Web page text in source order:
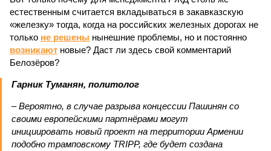
естественным считается вкладываться в закавказскую
«железку» тогда, когда на российских железных дорогах не
только не решены нынешние проблемы, но и постоянно
возникают новые? Даст ли здесь свой комментарий
Белозёров?
Гарник Туманян, политолог
– Вероятно, в случае разрыва концессии Пашинян со
своими европейскими партнёрами могут
инициировать новый проект на территории Армении
подобно трамповскому TRIPP, где будет создана